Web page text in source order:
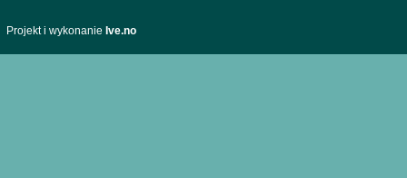
Projekt i wykonanie Ive.no